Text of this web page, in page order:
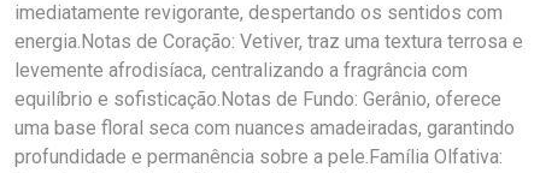
imediatamente revigorante, despertando os sentidos com
energia.Notas de Coração: Vetiver, traz uma textura terrosa e
levemente afrodisíaca, centralizando a fragrância com
equilíbrio e sofisticação.Notas de Fundo: Gerânio, oferece
uma base floral seca com nuances amadeiradas, garantindo
profundidade e permanência sobre a pele.Família Olfativa: